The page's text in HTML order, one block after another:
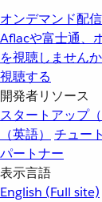
オンデマンド配
Aflacや富士通、
を視聴しません
視聴する
開発者リソース
スタートアップ（
（英語）
チュー
パートナー
表示言語
English (Full site)